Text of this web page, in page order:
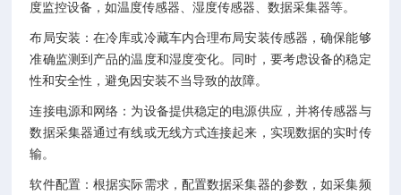
度监控设备，如温度传感器、湿度传感器、数据采集器等。
布局安装：在冷库或冷藏车内合理布局安装传感器，确保能够
准确监测到产品的温度和湿度变化。同时，要考虑设备的稳定
性和安全性，避免因安装不当导致的故障。
连接电源和网络：为设备提供稳定的电源供应，并将传感器与
数据采集器通过有线或无线方式连接起来，实现数据的实时传
输。
软件配置：根据实际需求，配置数据采集器的参数，如采集频